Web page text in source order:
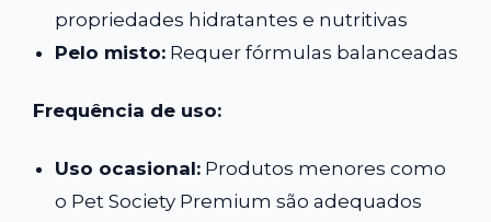
propriedades hidratantes e nutritivas
Pelo misto: Requer fórmulas balanceadas
Frequência de uso:
Uso ocasional: Produtos menores como
o Pet Society Premium são adequados